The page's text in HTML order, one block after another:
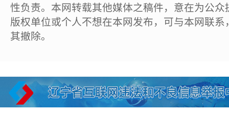
性负责。本网转载其他媒体之稿件，意在为公
版权单位或个人不想在本网发布，可与本网联
其撤除。